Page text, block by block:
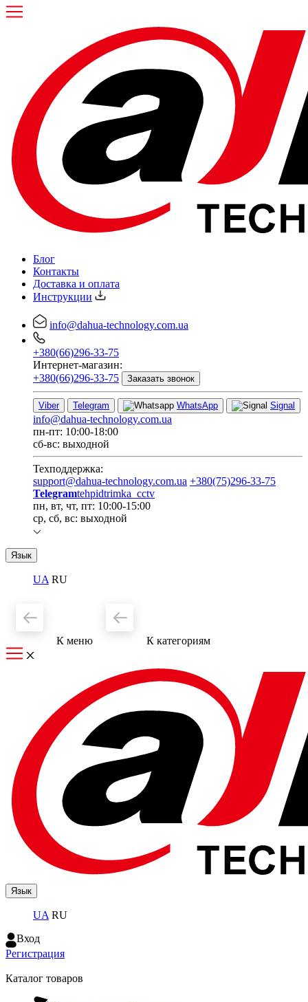
Блог
Контакты
Доставка и оплата
Инструкции
info@dahua-technology.com.ua
+380(66)296-33-75
Интернет-магазин:
+380(66)296-33-75
Заказать звонок
Viber Telegram WhatsApp Signal
info@dahua-technology.com.ua
пн-пт: 10:00-18:00
сб-вс: выходной
Техподдержка:
support@dahua-technology.com.ua +380(75)296-33-75
Telegramtehpidtrimka_cctv
пн, вт, чт, пт: 10:00-15:00
ср, сб, вс: выходной
Язык
UA RU
К меню К категориям
Язык
UA RU
Вход
Регистрация
Каталог товаров